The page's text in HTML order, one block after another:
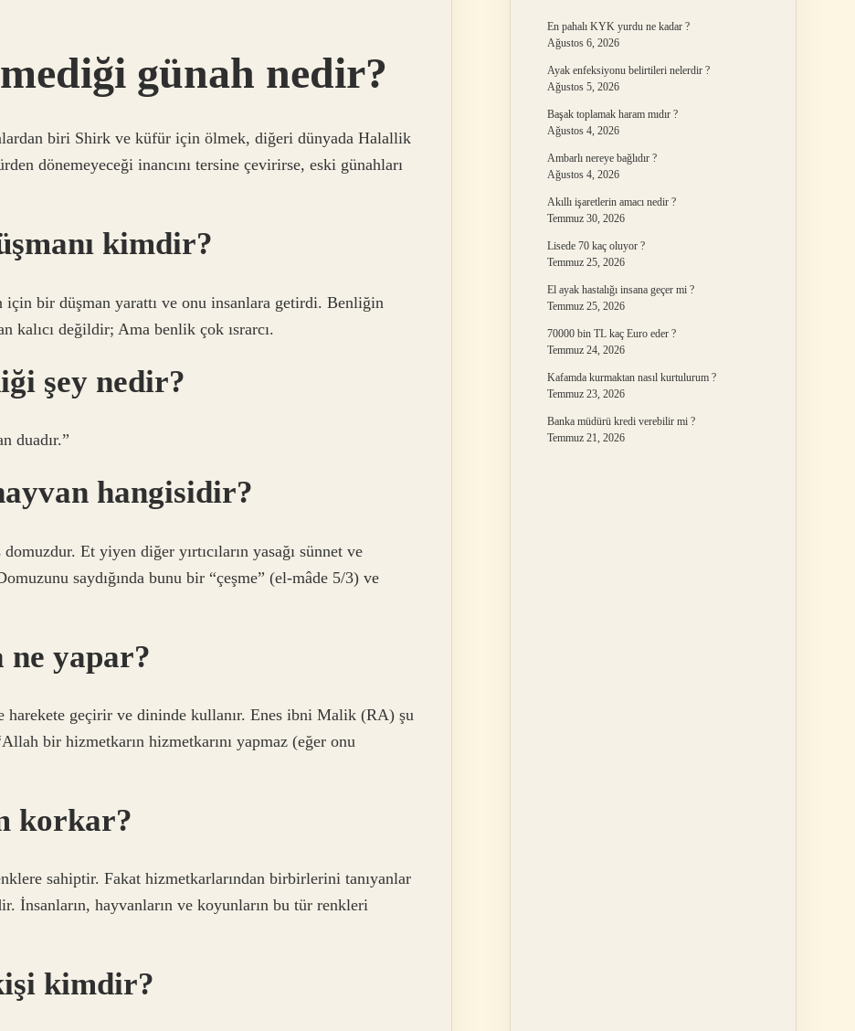
günah nedir?
biri Shirk ve küfür için ölmek, diğeri dünyada Halallik
dönemeyeceği inancını tersine çevirirse, eski günahları
kimdir?
için bir düşman yarattı ve onu insanlara getirdi. Benliğin
kalıcı değildir; Ama benlik çok ısrarcı.
şey nedir?
duadır.”
hangisidir?
Et yiyen diğer yırtıcıların yasağı sünnet ve
saydığında bunu bir “çeşme” (el-mâde 5/3) ve
yapar?
harekete geçirir ve dininde kullanır. Enes ibni Malik (RA) şu
bir hizmetkarın hizmetkarını yapmaz (eğer onu
korkar?
sahiptir. Fakat hizmetkarlarından birbirlerini tanıyanlar
İnsanların, hayvanların ve koyunların bu tür renkleri
kimdir?
En pahalı KYK yurdu ne kadar ?
Ağustos 6, 2026
Ayak enfeksiyonu belirtileri nelerdir ?
Ağustos 5, 2026
Başak toplamak haram mıdır ?
Ağustos 4, 2026
Ambarlı nereye bağlıdır ?
Ağustos 4, 2026
Akıllı işaretlerin amacı nedir ?
Temmuz 30, 2026
Lisede 70 kaç oluyor ?
Temmuz 25, 2026
El ayak hastalığı insana geçer mi ?
Temmuz 25, 2026
70000 bin TL kaç Euro eder ?
Temmuz 24, 2026
Kafamda kurmaktan nasıl kurtulurum ?
Temmuz 23, 2026
Banka müdürü kredi verebilir mi ?
Temmuz 21, 2026